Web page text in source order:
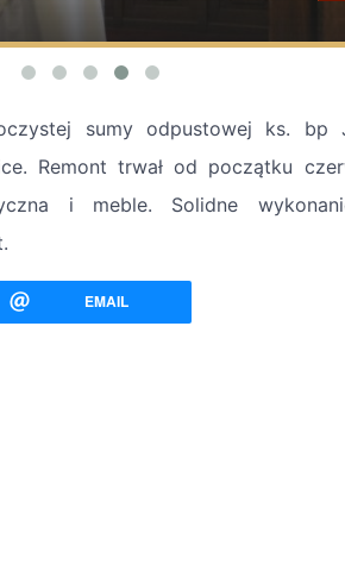
sumy odpustowej ks. bp
Remont trwał od początku
i meble. Solidne
EMAIL